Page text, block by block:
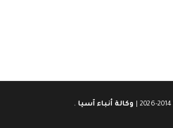
وكالة أنباء آسيا .